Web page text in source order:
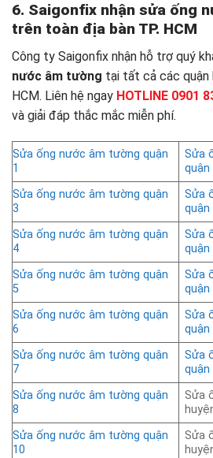
6. Saigonfix nhận sửa ống
trên toàn địa bàn TP. HCM
Công ty Saigonfix nhận hỗ trợ quý
nước âm tường tại tất cả các quận
HCM. Liên hệ ngay HOTLINE 0901
và giải đáp thắc mắc miễn phí.
Sửa ống nước âm tường quận
1
Sửa
quận
Sửa ống nước âm tường quận
3
Sửa
quận
Sửa ống nước âm tường quận
4
Sửa
quận
Sửa ống nước âm tường quận
5
Sửa
quận
Sửa ống nước âm tường quận
6
Sửa
quận
Sửa ống nước âm tường quận
7
Sửa
quận
Sửa ống nước âm tường quận
8
Sửa
Sửa ống nước âm tường quận
10
Sửa